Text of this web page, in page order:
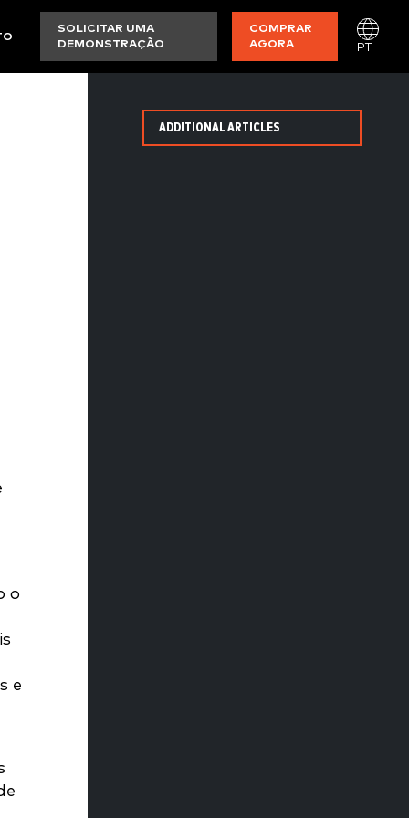
SOLICITAR UMA
DEMONSTRAÇÃO
COMPRAR
AGORA
PT
o
e
ADDITIONAL ARTICLES